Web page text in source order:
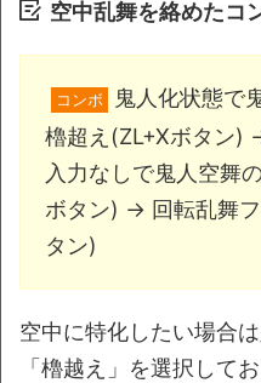
空中乱舞を絡めたコ
コンボ
鬼人化状態で
櫓超え(ZL+Xボタン)
入力なしで鬼人空
ボタン) → 回転乱舞
タン)
空中に特化したい場合
「櫓越え」を選択して